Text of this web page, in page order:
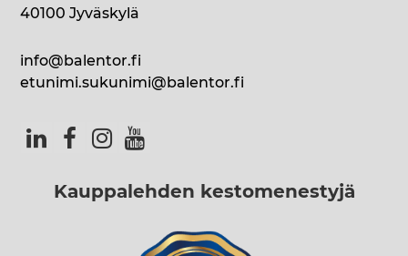
40100 Jyväskylä
info@balentor.fi
etunimi.sukunimi@balentor.fi
Kauppalehden kestomenestyjä